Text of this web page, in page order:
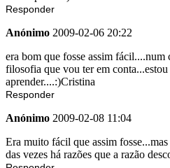
Responder
Anónimo 2009-02-06 20:22
era bom que fosse assim fácil....num
filosofia que vou ter em conta...estou
aprender....:)Cristina
Responder
Anónimo 2009-02-08 11:04
Era muito fácil que assim
das vezes há razões que a razão